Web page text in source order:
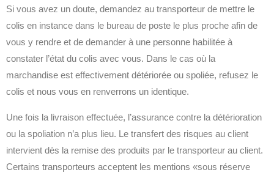
Si vous avez un doute, demandez au transporteur de mettre le
colis en instance dans le bureau de poste le plus proche afin de
vous y rendre et de demander à une personne habilitée à
constater l’état du colis avec vous. Dans le cas où la
marchandise est effectivement détériorée ou spoliée, refusez le
colis et nous vous en renverrons un identique.
Une fois la livraison effectuée, l’assurance contre la détérioration
ou la spoliation n’a plus lieu. Le transfert des risques au client
intervient dès la remise des produits par le transporteur au client.
Certains transporteurs acceptent les mentions «sous réserve